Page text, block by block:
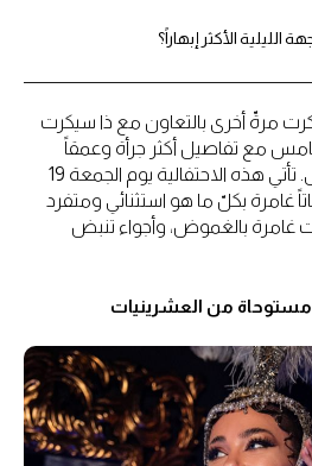
الأكثر إبهاراً؟
مرةّ أخرى بالتعاون مع ذا سيكرت
مع تفاصيل أكثر جرأة وعمقاً
ودهشة من أيّ وقتٍ مضى. تأتي هذه الاحتفالية يوم الجمعة 19
غامرة بكلّ ما هو استثنائي ومتفرد
غامرة بالغموض، وأجواء تنبض
مستوحاة من العشرينيات